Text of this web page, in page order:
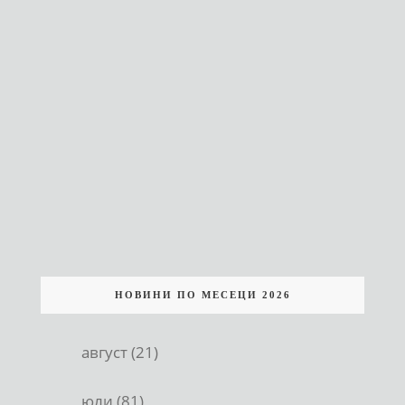
НОВИНИ ПО МЕСЕЦИ 2026
август (21)
юли (81)